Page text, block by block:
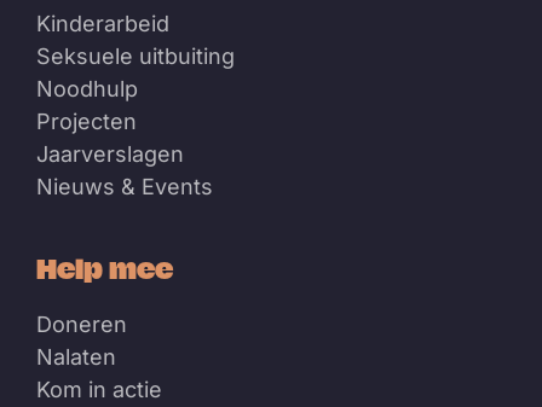
Kinderarbeid
Seksuele uitbuiting
Noodhulp
Projecten
Jaarverslagen
Nieuws & Events
Help mee
Doneren
Nalaten
Kom in actie